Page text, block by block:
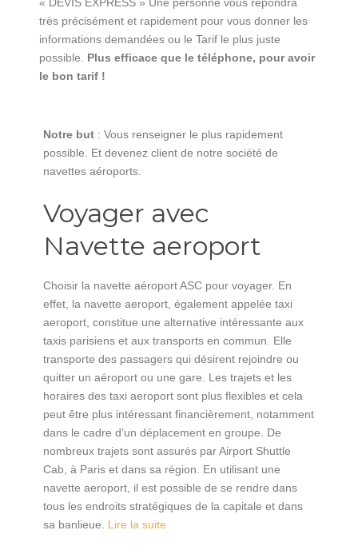
très précisément et rapidement pour vous donner les
informations demandées ou le Tarif le plus juste
possible. Plus efficace que le téléphone, pour avoir
le bon tarif !
Notre but : Vous renseigner le plus rapidement
possible. Et devenez client de notre société de
navettes aéroports.
Voyager avec
Navette aeroport
Choisir la navette aéroport ASC pour voyager. En
effet, la navette aeroport, également appelée taxi
aeroport, constitue une alternative intéressante aux
taxis parisiens et aux transports en commun. Elle
transporte des passagers qui désirent rejoindre ou
quitter un aéroport ou une gare. Les trajets et les
horaires des taxi aeroport sont plus flexibles et cela
peut être plus intéressant financièrement, notamment
dans le cadre d’un déplacement en groupe. De
nombreux trajets sont assurés par Airport Shuttle
Cab, à Paris et dans sa région. En utilisant une
navette aeroport, il est possible de se rendre dans
tous les endroits stratégiques de la capitale et dans
sa banlieue. Lire la suite